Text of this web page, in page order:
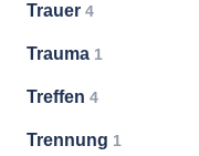
Trauer 4
Trauma 1
Treffen 4
Trennung 1